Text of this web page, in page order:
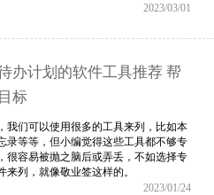
2023/03/01
办计划的软件工具推荐 帮
标
我们可以使用很多的工具来列，比如本
录等等，但小编觉得这些工具都不够专
很容易被抛之脑后或弄丢，不如选择专
来列，就像敬业签这样的。
2023/01/24